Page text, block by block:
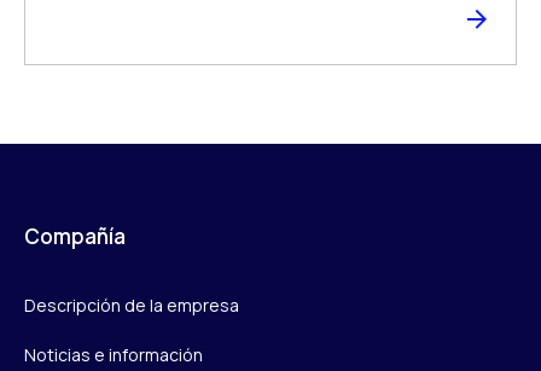
Compañía
Descripción de la empresa
Noticias e información